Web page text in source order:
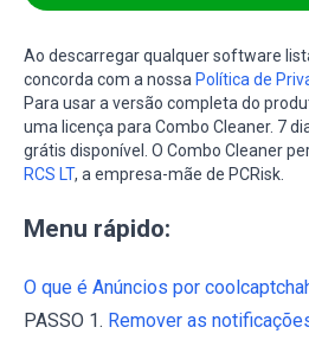
Ao descarregar qualquer software
concorda com a nossa Política de
Para usar a versão completa do
uma licença para Combo Cleaner. 7
grátis disponível. O Combo Cleaner
RCS LT, a empresa-mãe de PCRisk.
Menu rápido:
O que é Anúncios por
PASSO 1. Remover as